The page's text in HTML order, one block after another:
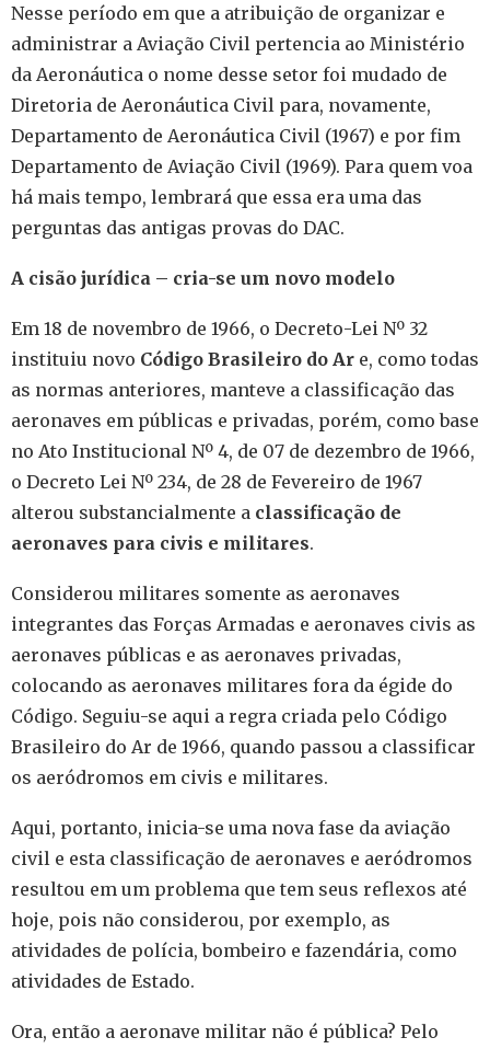
Nesse período em que a atribuição de organizar e
administrar a Aviação Civil pertencia ao Ministério
da Aeronáutica o nome desse setor foi mudado de
Diretoria de Aeronáutica Civil para, novamente,
Departamento de Aeronáutica Civil (1967) e por fim
Departamento de Aviação Civil (1969). Para quem voa
há mais tempo, lembrará que essa era uma das
perguntas das antigas provas do DAC.
A cisão jurídica – cria-se um novo modelo
Em 18 de novembro de 1966, o Decreto-Lei Nº 32
instituiu novo Código Brasileiro do Ar e, como todas
as normas anteriores, manteve a classificação das
aeronaves em públicas e privadas, porém, como base
no Ato Institucional Nº 4, de 07 de dezembro de 1966,
o Decreto Lei Nº 234, de 28 de Fevereiro de 1967
alterou substancialmente a classificação de
aeronaves para civis e militares.
Considerou militares somente as aeronaves
integrantes das Forças Armadas e aeronaves civis as
aeronaves públicas e as aeronaves privadas,
colocando as aeronaves militares fora da égide do
Código. Seguiu-se aqui a regra criada pelo Código
Brasileiro do Ar de 1966, quando passou a classificar
os aeródromos em civis e militares.
Aqui, portanto, inicia-se uma nova fase da aviação
civil e esta classificação de aeronaves e aeródromos
resultou em um problema que tem seus reflexos até
hoje, pois não considerou, por exemplo, as
atividades de polícia, bombeiro e fazendária, como
atividades de Estado.
Ora, então a aeronave militar não é pública? Pelo